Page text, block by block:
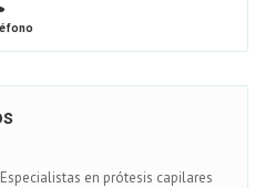
en prótesis capilares